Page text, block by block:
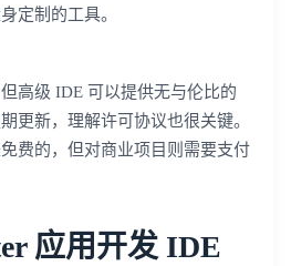
定制的工具。
高级 IDE 可以提供无与伦比的
更新，理解许可协议也很关键。
费的，但对商业项目则需要支付
应用开发 IDE